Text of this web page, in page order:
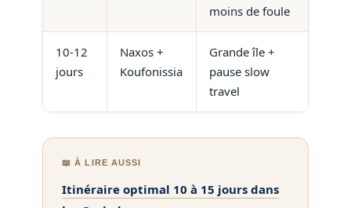
moins de foule
10-12
jours
Naxos +
Koufonissia
Grande île +
pause slow
travel
📖 À LIRE AUSSI
Itinéraire optimal 10 à 15 jours dans